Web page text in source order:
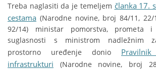
Treba naglasiti da je temeljem članka 17.
cestama (Narodne novine, broj 84/11, 22/
92/14) ministar pomorstva, prometa
suglasnosti s ministrom nadležnim
prostorno uređenje donio
infrastrukturi (Narodne novine, broj